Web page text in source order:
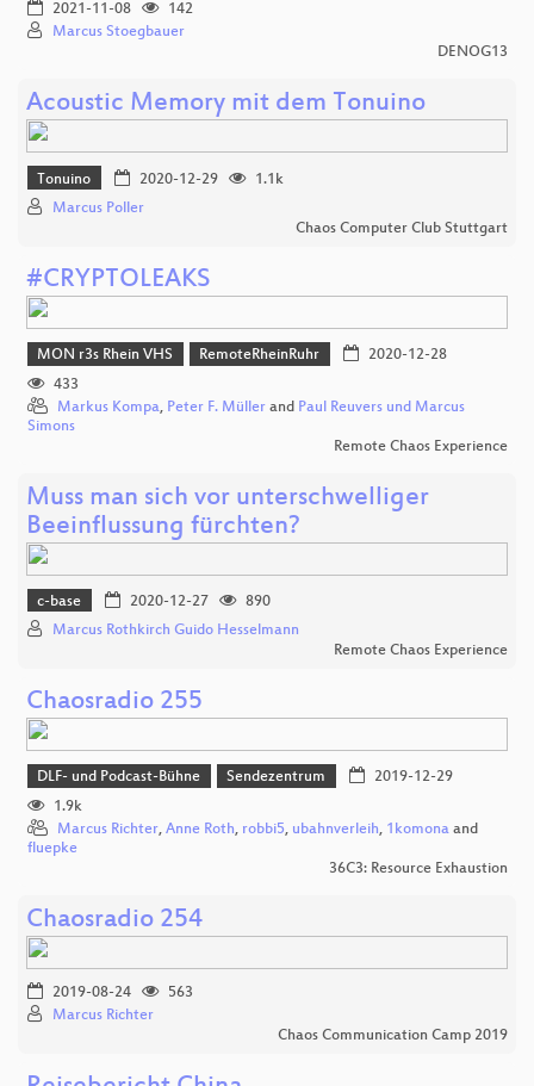
2021-11-08
142
Marcus Stoegbauer
DENOG13
Acoustic Memory mit dem Tonuino
Tonuino 2020-12-29
1.1k
Marcus Poller
Chaos Computer Club Stuttgart
#CRYPTOLEAKS
MON r3s Rhein VHS RemoteRheinRuhr
2020-12-28
433
Markus Kompa, Peter F. Müller and Paul Reuvers und Marcus
Simons
Remote Chaos Experience
Muss man sich vor unterschwelliger
Beeinflussung fürchten?
c-base 2020-12-27
890
Marcus Rothkirch Guido Hesselmann
Remote Chaos Experience
Chaosradio 255
DLF- und Podcast-Bühne Sendezentrum
2019-12-29
1.9k
Marcus Richter, Anne Roth, robbi5, ubahnverleih, 1komona and
fluepke
36C3: Resource Exhaustion
Chaosradio 254
2019-08-24
563
Marcus Richter
Chaos Communication Camp 2019